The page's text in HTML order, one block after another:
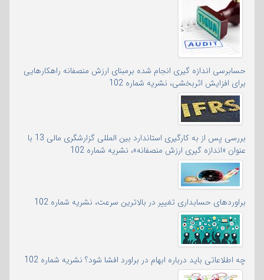
حسابرسی اندازه گیری انجام شده برمبنای ارزش منصفانه راهکارهایی
برای افزایش اثربخشی، نشریه شماره 102
بررسی پس از به کارگیری استاندارد بین المللی گزارشگری مالی 13 با
عنوان «اندازه گیری ارزش منصفانه»، نشریه شماره 102
براوردهای حسابداری تغییر در بالاترین سرعت، نشریه شماره 102
چه اطلاعاتی باید درباره ابهام در براورد افشا شود؟ نشریه شماره 102